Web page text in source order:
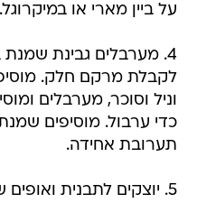
על ביין מארי או
4. מערבלים גבינת
לקבלת מרקם חלק.
וניל וסוכר, מערבלים
כדי ערבול. מוסיפים
תערובת אחידה.
5. יוצקים לתבנית